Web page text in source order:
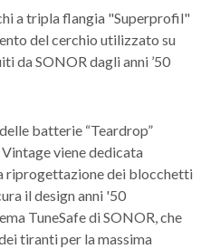
a tripla flangia "Superprofil"
del cerchio utilizzato su
da SONOR dagli anni ’50
batterie “Teardrop”
viene dedicata
riprogettazione dei blocchetti
il design anni '50
TuneSafe di SONOR, che
tiranti per la massima